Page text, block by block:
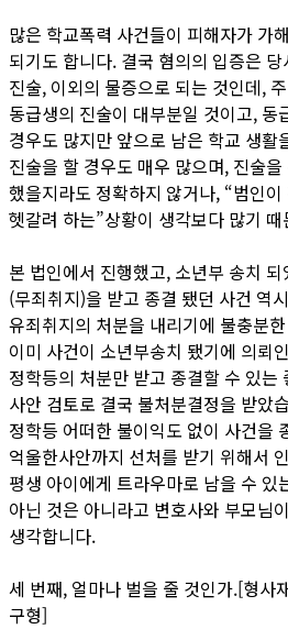
많은 학교폭력 사건들이 피해자가 가
되기도 합니다. 결국 혐의의 입증은
진술, 이외의 물증으로 되는 것인데,
동급생의 진술이 대부분일 것이고, 동
경우도 많지만 앞으로 남은 학교 생활
진술을 할 경우도 매우 많으며, 진술
했을지라도 정확하지 않거나, “범인
헷갈려 하는”상황이 생각보다 많기
본 법인에서 진행했고, 소년부 송치
(무죄취지)을 받고 종결 됐던 사건 역
유죄취지의 처분을 내리기에 불충분
이미 사건이 소년부송치 됐기에 의뢰
정학등의 처분만 받고 종결할 수 있는
사안 검토로 결국 불처분결정을 받았
정학등 어떠한 불이익도 없이 사건을
억울한사안까지 선처를 받기 위해서
평생 아이에게 트라우마로 남을 수 있
아닌 것은 아니라고 변호사와 부모님
생각합니다.
세 번째, 얼마나 벌을 줄 것인가.[형사
구형]